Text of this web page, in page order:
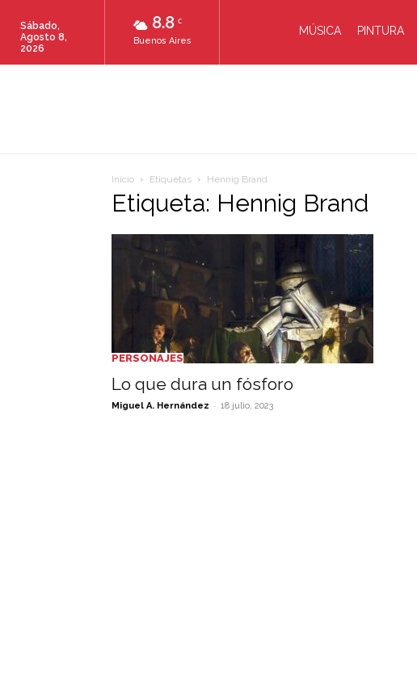
8.8 C
Buenos Aires
Sábado,
Agosto 8,
2026
MÚSICA PINTURA
Inicio Etiquetas Hennig Brand
Etiqueta: Hennig Brand
PERSONAJES
Lo que dura un fósforo
Miguel A. Hernández - 18 julio, 2023